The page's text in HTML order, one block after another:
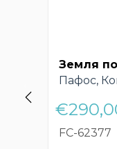
Пафос,
FC-62377